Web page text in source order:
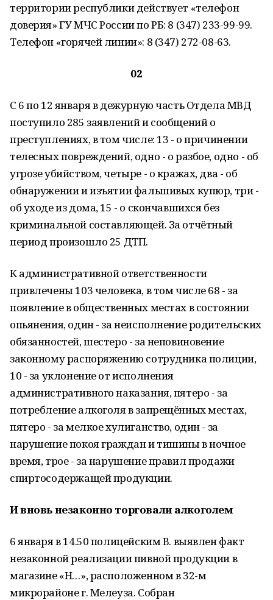
территории республики действует «телефон
доверия» ГУ МЧС России по РБ: 8 (347) 233-99-99.
Телефон «горячей линии»: 8 (347) 272-08-63.
02
С 6 по 12 января в дежурную часть Отдела МВД
поступило 285 заявлений и сообщений о
преступлениях, в том числе: 13 - о причинении
телесных повреждений, одно - о разбое, одно - об
угрозе убийством, четыре - о кражах, два - об
обнаружении и изъятии фальшивых купюр, три -
об уходе из дома, 15 - о скончавшихся без
криминальной составляющей. За отчётный
период произошло 25 ДТП.
К административной ответственности
привлечены 103 человека, в том числе 68 - за
появление в общественных местах в состоянии
опьянения, один - за неисполнение родительских
обязанностей, шестеро - за неповиновение
законному распоряжению сотрудника полиции,
10 - за уклонение от исполнения
административного наказания, пятеро - за
потребление алкоголя в запрещённых местах,
пятеро - за мелкое хулиганство, один - за
нарушение покоя граждан и тишины в ночное
время, трое - за нарушение правил продажи
спиртосодержащей продукции.
И вновь незаконно торговали алкоголем
6 января в 14.50 полицейским В. выявлен факт
незаконной реализации пивной продукции в
магазине «Н…», расположенном в 32-м
микрорайоне г. Мелеуза. Собран